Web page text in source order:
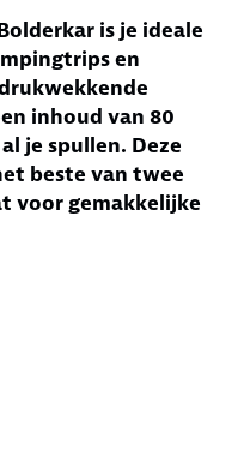
is je ideale
en
inhoud van 80
je spullen. Deze
beste van twee
voor gemakkelijke
rubberen
draagkracht van 80